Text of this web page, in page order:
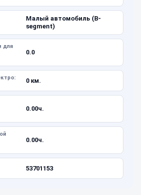
Малый автомобиль (B-
segment)
для
0.0
0 км.
0.00ч.
0.00ч.
53701153